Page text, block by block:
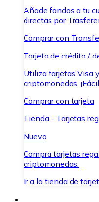
Añade fondos a tu
directas por
Comprar con
Tarjeta de crédito /
Utiliza tarjetas Visa
criptomonedas.
Comprar con tarjeta
Tienda - Tarjetas
Nuevo
Compra tarjetas
criptomonedas.
Ir a la tienda de